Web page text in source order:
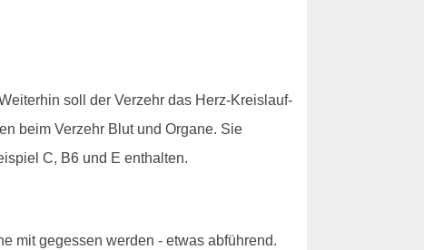
soll der Verzehr das Herz-Kreislauf-
beim Verzehr Blut und Organe. Sie
C, B6 und E enthalten.
mit gegessen werden - etwas abführend.